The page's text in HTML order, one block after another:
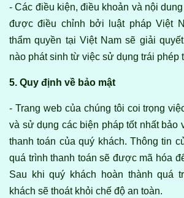
- Các điều kiện, điều khoản và nội
được điều chỉnh bởi luật pháp Việt
thẩm quyền tại Việt Nam sẽ giải
nào phát sinh từ việc sử dụng trái phép
5. Quy định về bảo mật
- Trang web của chúng tôi coi trọng
và sử dụng các biện pháp tốt nhất bảo
thanh toán của quý khách. Thông tin
quá trình thanh toán sẽ được mã hóa
Sau khi quý khách hoàn thành quá
khách sẽ thoát khỏi chế độ an toàn.